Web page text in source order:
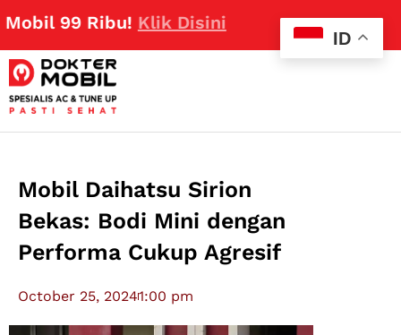
Ribu!Klik Disini
Mobil Daihatsu Sirion
Bekas: Bodi Mini dengan
Performa Cukup Agresif
October 25, 20241:00 pm
ID